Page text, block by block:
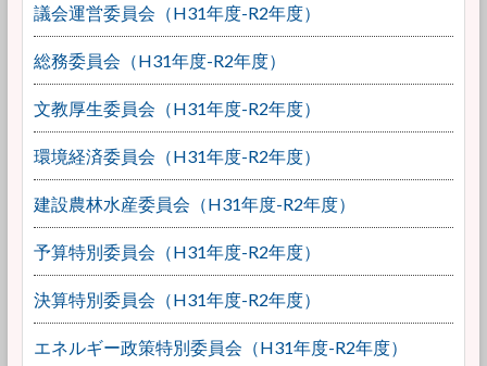
議会運営委員会（H31年度-R2年度）
総務委員会（H31年度-R2年度）
文教厚生委員会（H31年度-R2年度）
環境経済委員会（H31年度-R2年度）
建設農林水産委員会（H31年度-R2年度）
予算特別委員会（H31年度-R2年度）
決算特別委員会（H31年度-R2年度）
エネルギー政策特別委員会（H31年度-R2年度）